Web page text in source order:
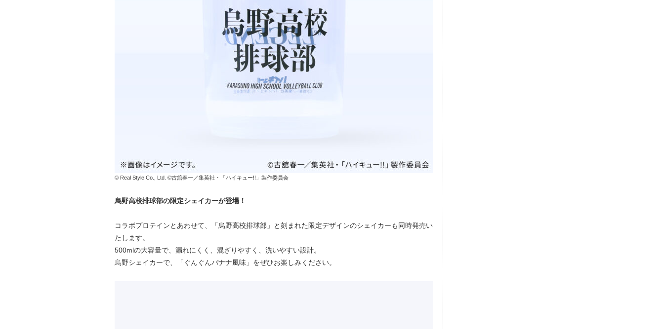
© Real Style Co., Ltd. ©古舘春一／集英社・「ハイキュー!!」製作委員会
烏野高校排球部の限定シェイカーが登場！
コラボプロテインとあわせて、「烏野高校排球部」と刻まれた限定デザインのシェイカーも同時発売い
たします。
500mlの大容量で、漏れにくく、混ざりやすく、洗いやすい設計。
烏野シェイカーで、「ぐんぐんバナナ風味」をぜひお楽しみください。